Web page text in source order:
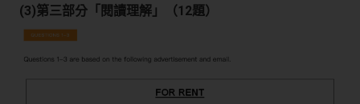
(3)第三部分「閱讀理解」（12題）